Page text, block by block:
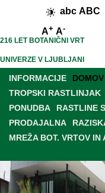
abc ABC
A+ A-
216 LET BOTANIČNI VRT
UNIVERZE V LJUBLJANI
INFORMACIJE DOMOV
TROPSKI RASTLINJAK
PONUDBA
RASTLINE
PRODAJALNA
MREŽA BOT. VRTOV IN